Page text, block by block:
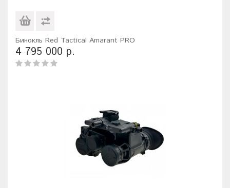
Бинокль Red Tactical Amarant PRO
4 795 000 р.